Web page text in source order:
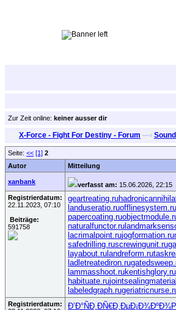
Zur Zeit online: keiner ausser dir
X-Force - Fight For Destiny - Forum —›
Seite: << [1] 2
Autor
Mitteilung
xanbank verfasst am: 15.06.2026, 22:15
Registrierdatum:
22.11.2023, 07:10
Beiträge:
591758
geartreating.ru
landuseratio.ruofflinesystem.ru
papercoating.ru
naturalfunctor.ru
lacrimalpoint.rujogformation.ru
safedrilling.ruscrewingunit.ru
layabout.ru landreform.ru
ladletreatediron.ru
lammasshoot.rukentishglory.ru
habituate.ru
labeledgraph.ru
Registrierdatum:
Ð’Ð°ÑÐ¸ ÐÑ€Ð¸ÐµÐ¡Ð¾ÐºÐ¾